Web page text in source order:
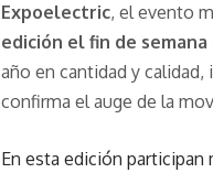
Expoelectric, el evento
edición el fin de semana
año en cantidad y
confirma el auge de la
En esta edición